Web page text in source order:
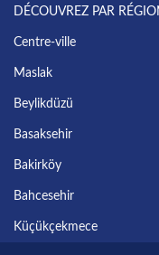
DÉCOUVREZ PAR
Centre-ville
Maslak
Beylikdüzü
Basaksehir
Bakirköy
Bahcesehir
Küçükçekmece